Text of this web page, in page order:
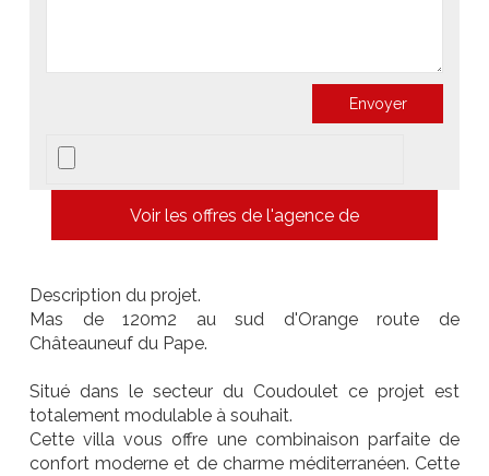
Voir les offres de l'agence de
Description du projet.
Mas de 120m2 au sud d'Orange route de
Châteauneuf du Pape.
Situé dans le secteur du Coudoulet ce projet est
totalement modulable à souhait.
Cette villa vous offre une combinaison parfaite de
confort moderne et de charme méditerranéen. Cette